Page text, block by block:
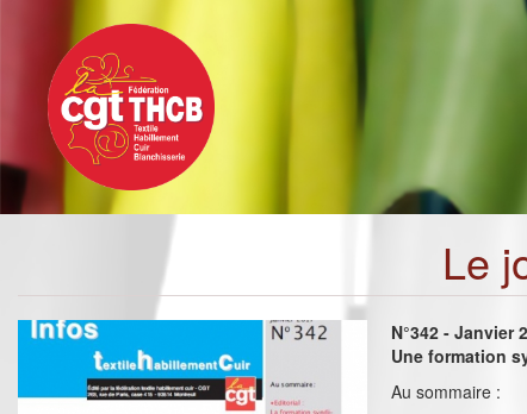
contenu
principal
Le
N°342 - Janvier
Une formation
Au sommaire :